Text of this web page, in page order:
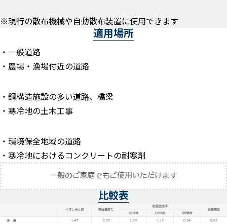
※現行の散布機械や自動散布装置に使用できます
適用場所
・一般道路
・農場・漁場付近の道路
・鋼構造施設の多い道路、橋梁
・寒冷地の土木工事
・環境保全地域の道路
・寒冷地におけるコンクリートの耐寒剤
比較表